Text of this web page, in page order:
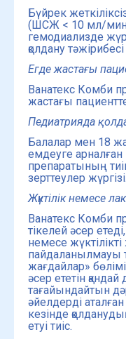
Бүйрек
(ШСЖ < 10 мл/
гемодиализде
қолдану тәжірибесі
Егде жастағы
Ванатекс Комби
жастағы
Педиатрияда
Балалар мен 18
емдеуге
препаратының
зерттеулер
Жүктілік немесе
Ванатекс Комби
тікелей әсер
немесе
пайдаланылмауы
жағдайлар»
әсер ететін
тағайындайтын
әйелдерді
кезінде
етуі тиіс.